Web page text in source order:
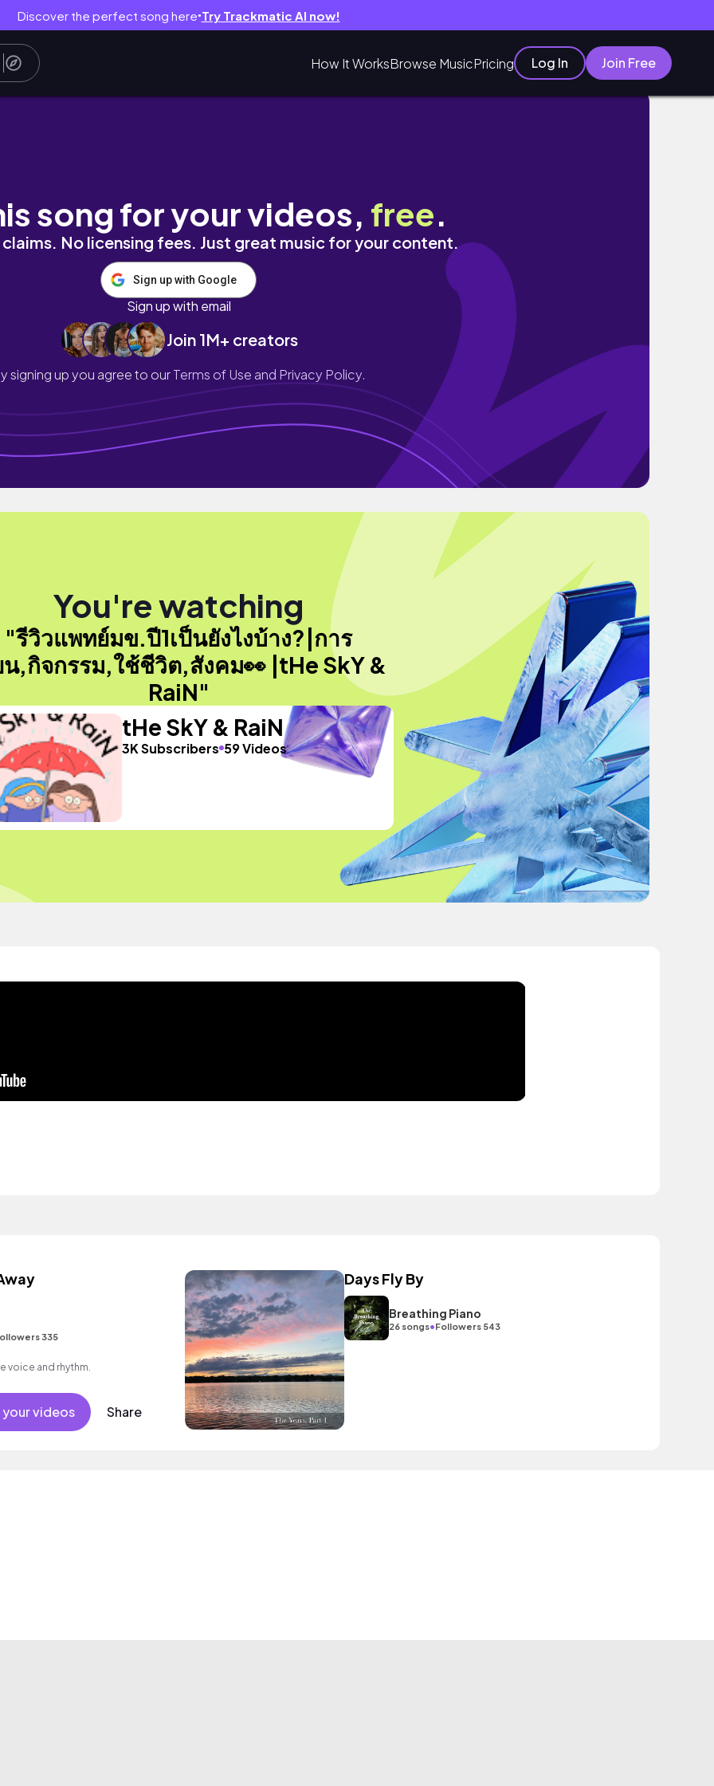
Discover the perfect song here● Try Trackmatic AI now!
How It WorksBrowse MusicPricing Log In Join Free
ชีวิต,สังคม👀 |tHe SkY & RaiN
song for your videos, free.
No licensing fees. Just great music for your content.
Sign up with Google
Sign up with email
Join 1M+ creators
signing up you agree to ourTerms of Use and Privacy Policy.
You're watching
"รีวิวแพทย์มข.ปี1เป็นยังไงบ้าง?|การ
น,กิจกรรม,ใช้ชีวิต,สังคม👀 |tHe SkY &
RaiN"
tHe SkY & RaiN
3K Subscribers 59 Videos
335
voice and rhythm.
videos Share
Days Fly By
Breathing Piano
26 songs•Followers 543